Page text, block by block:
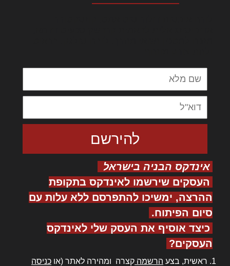
אינדקס הבניה בישראל
העסקים שירשמו לאינדקס בתקופת
ההרצה, ימשיכו להתפרסם ללא עלות עם
סיום הפיתוח.
כיצד אוסיף את העסק שלי לאינדקס
העסקים?
ראשית, בצע הרשמה קצרה ומהירה לאתר (או כניסה